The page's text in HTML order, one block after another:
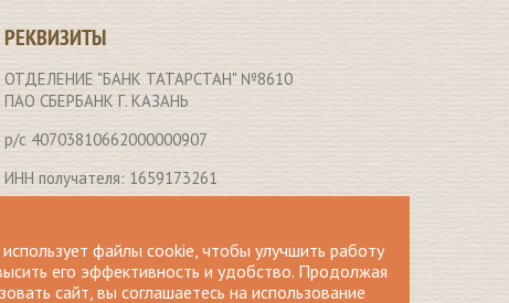
РЕКВИЗИТЫ
ОТДЕЛЕНИЕ "БАНК ТАТАРСТАН" №8610
ПАО СБЕРБАНК Г. КАЗАНЬ
р/с 40703810662000000907
ИНН получателя: 1659173261
кор.счет 30101810600000000603
КПП получателя: 165901001
файлы cookie, чтобы улучшить работу
его эффективность и удобство. Продолжая
сайт, вы соглашаетесь на использование